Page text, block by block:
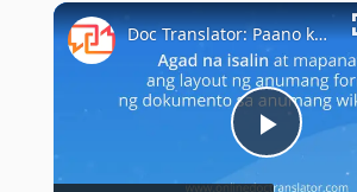
Play Unmute Fullscreen
Play
Doc Translator: Paano ko magagamit ang tagasalin ng dokumento?